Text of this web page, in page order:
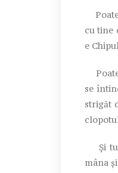
Poate
cu tine
e
se
strigăt
Și tu
mâna